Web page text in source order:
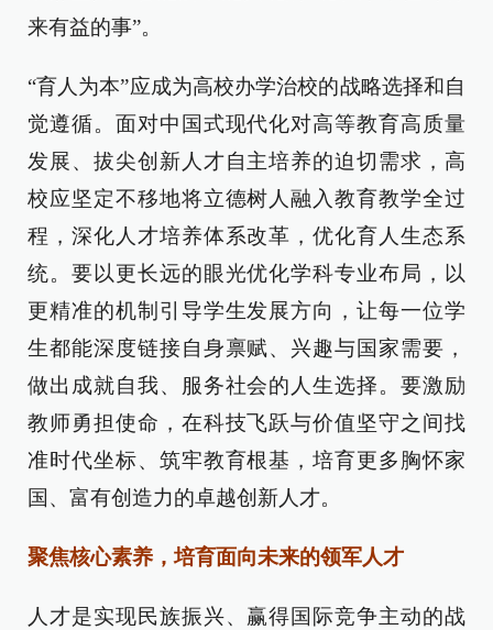
来有益的事”。
“育人为本”应成为高校办学治校的战略选择和自
觉遵循。面对中国式现代化对高等教育高质量
发展、拔尖创新人才自主培养的迫切需求，高
校应坚定不移地将立德树人融入教育教学全过
程，深化人才培养体系改革，优化育人生态系
统。要以更长远的眼光优化学科专业布局，以
更精准的机制引导学生发展方向，让每一位学
生都能深度链接自身禀赋、兴趣与国家需要，
做出成就自我、服务社会的人生选择。要激励
教师勇担使命，在科技飞跃与价值坚守之间找
准时代坐标、筑牢教育根基，培育更多胸怀家
国、富有创造力的卓越创新人才。
聚焦核心素养，培育面向未来的领军人才
人才是实现民族振兴、赢得国际竞争主动的战